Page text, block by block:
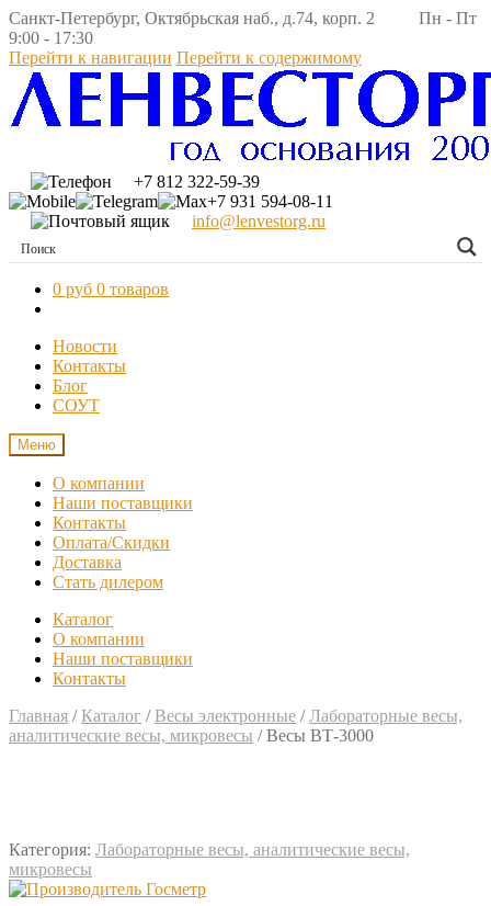
Санкт-Петербург, Октябрьская наб., д.74, корп. 2 Пн - Пт
9:00 - 17:30
Перейти к навигации Перейти к содержимому
+7 812 322-59-39
+7 931 594-08-11
info@lenvestorg.ru
0 руб 0 товаров
Новости
Контакты
Блог
СОУТ
Меню
О компании
Наши поставщики
Контакты
Оплата/Скидки
Доставка
Стать дилером
Каталог
О компании
Наши поставщики
Контакты
Главная / Каталог / Весы электронные /Лабораторные весы,
аналитические весы, микровесы /Весы ВТ-3000
Категория: Лабораторные весы, аналитические весы,
микровесы